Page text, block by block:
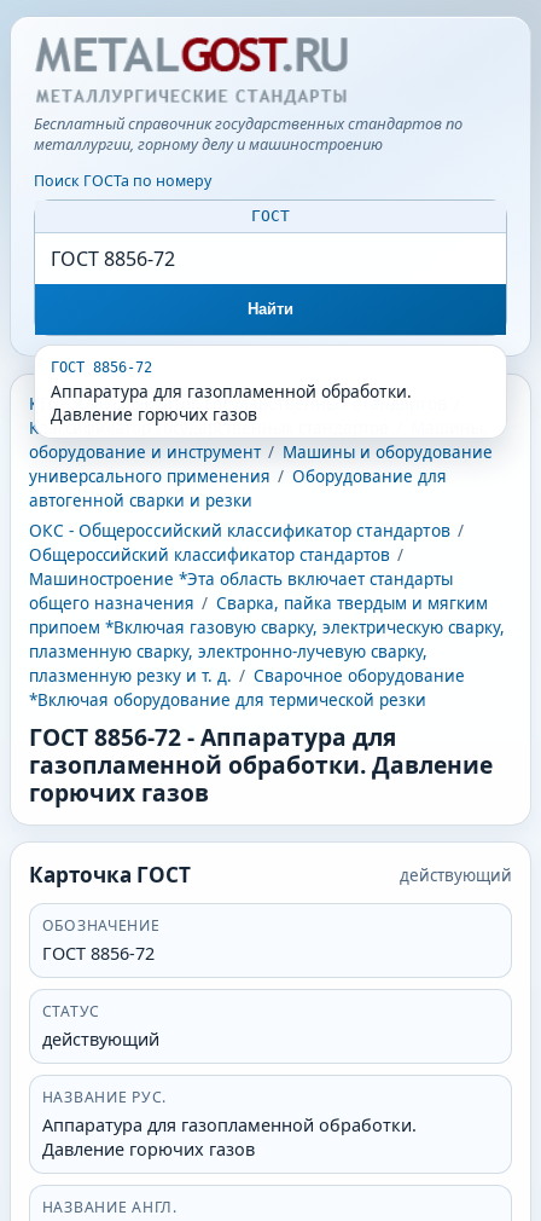
Бесплатный справочник государственных стандартов по
металлургии, горному делу и машиностроению
Поиск ГОСТа по номеру
ГОСТ
Найти
ГОСТ 8856-72
Аппаратура для газопламенной обработки.
Давление горючих газов
КГС - Классификатор государственных стандартов
Классификатор государственных стандартов
оборудование и инструмент / Машины и оборудование
универсального применения / Оборудование для
автогенной сварки и резки
ОКС - Общероссийский классификатор стандартов /
Общероссийский классификатор стандартов /
Машиностроение *Эта область включает стандарты
общего назначения / Сварка, пайка твердым и мягким
припоем *Включая газовую сварку, электрическую сварку,
плазменную сварку, электронно-лучевую сварку,
плазменную резку и т. д. / Сварочное оборудование
*Включая оборудование для термической резки
ГОСТ 8856-72-Аппаратура для
газопламенной обработки. Давление
горючих газов
Карточка ГОСТ действующий
ОБОЗНАЧЕНИЕ
ГОСТ 8856-72
СТАТУС
действующий
НАЗВАНИЕ РУС.
Аппаратура для газопламенной обработки.
Давление горючих газов
НАЗВАНИЕ АНГЛ.